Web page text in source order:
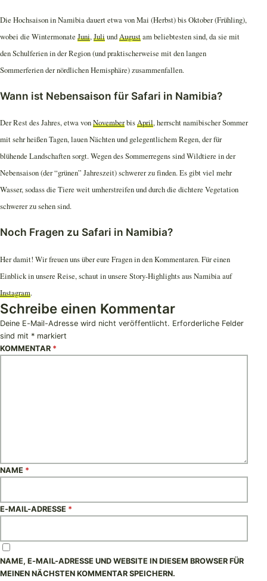
Die Hochsaison in Namibia dauert etwa von Mai (Herbst) bis Oktober (Frühling),
wobei die Wintermonate Juni,JuliundAugustam beliebtesten sind, da sie mit
den Schulferien in der Region (und praktischerweise mit den langen
Sommerferien der nördlichen Hemisphäre) zusammenfallen.
Wann ist Nebensaison für Safari in Namibia?
Der Rest des Jahres, etwa vonNovemberbisApril, herrscht namibischer Sommer
mit sehr heißen Tagen, lauen Nächten und gelegentlichem Regen, der für
blühende Landschaften sorgt. Wegen des Sommerregens sind Wildtiere in der
Nebensaison (der “grünen” Jahreszeit) schwerer zu finden. Es gibt viel mehr
Wasser, sodass die Tiere weit umherstreifen und durch die dichtere Vegetation
schwerer zu sehen sind.
Noch Fragen zu Safari in Namibia?
Her damit! Wir freuen uns über eure Fragen in den Kommentaren. Für einen
Einblick in unsere Reise, schaut in unsere Story-Highlights aus Namibia auf
Instagram.
Schreibe einen Kommentar
Deine E-Mail-Adresse wird nicht veröffentlicht. Erforderliche Felder
sind mit * markiert
KOMMENTAR *
NAME *
E-MAIL-ADRESSE *
NAME, E-MAIL-ADRESSE UND WEBSITE IN DIESEM BROWSER FÜR
MEINEN NÄCHSTEN KOMMENTAR SPEICHERN.